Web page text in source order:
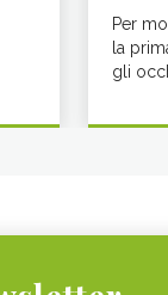
Per
la
gli